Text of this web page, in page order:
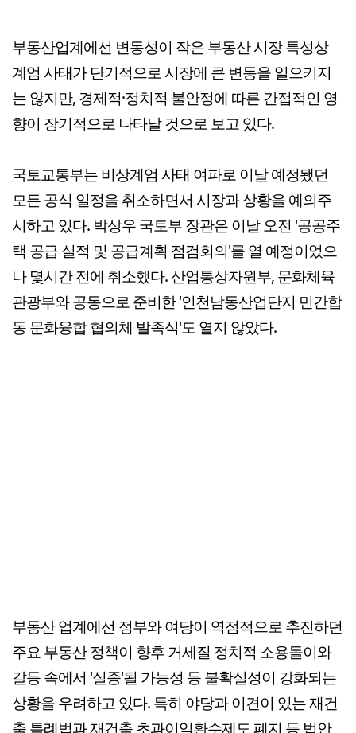
부동산업계에선 변동성이 작은 부동산 시장 특성상
계엄 사태가 단기적으로 시장에 큰 변동을 일으키지
는 않지만, 경제적·정치적 불안정에 따른 간접적인 영
향이 장기적으로 나타날 것으로 보고 있다.
국토교통부는 비상계엄 사태 여파로 이날 예정됐던
모든 공식 일정을 취소하면서 시장과 상황을 예의주
시하고 있다. 박상우 국토부 장관은 이날 오전 '공공주
택 공급 실적 및 공급계획 점검회의'를 열 예정이었으
나 몇시간 전에 취소했다. 산업통상자원부, 문화체육
관광부와 공동으로 준비한 '인천남동산업단지 민간합
동 문화융합 협의체 발족식'도 열지 않았다.
부동산 업계에선 정부와 여당이 역점적으로 추진하던
주요 부동산 정책이 향후 거세질 정치적 소용돌이와
갈등 속에서 '실종'될 가능성 등 불확실성이 강화되는
상황을 우려하고 있다. 특히 야당과 이견이 있는 재건
축 특례법과 재건축 초과이익환수제도 폐지 등 법안